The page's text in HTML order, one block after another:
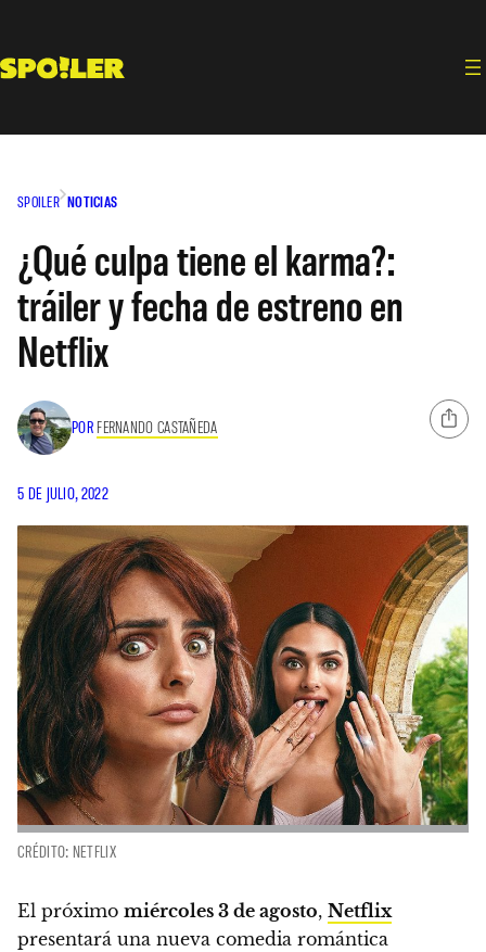
contenido
SPOILER NOTICIAS
¿Qué culpa tiene el karma?:
tráiler y fecha de estreno en
Netflix
POR FERNANDO CASTAÑEDA
5 DE JULIO, 2022
CRÉDITO: NETFLIX
El próximo miércoles 3 de agosto, Netflix
presentará una nueva comedia romántica